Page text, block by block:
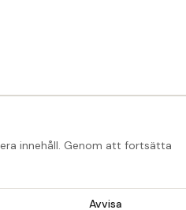
innehåll. Genom att fortsätta
Avvisa